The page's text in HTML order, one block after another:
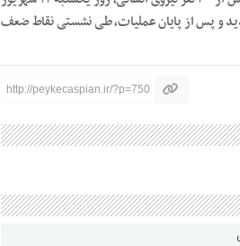
و پس از پایان عملیات، طی نشستی نقاط ضعف
http://peykecaspian.ir/?p=750